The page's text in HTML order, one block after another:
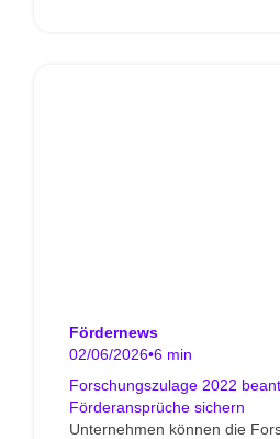
Fördernews
02/06/2026•6 min
Forschungszulage 2022
Förderansprüche sichern
Unternehmen können die